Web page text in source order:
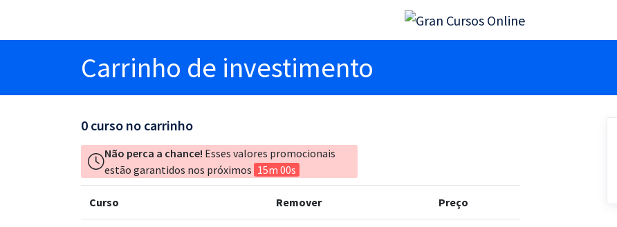
Carrinho de investimento
0 curso no carrinho
Não perca a chance! Esses valores promocionais
estão garantidos nos próximos 15m 00s
Curso Remover Preço